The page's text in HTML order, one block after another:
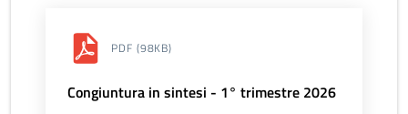
PDF (98KB)
Congiuntura in sintesi - 1° trimestre 2026